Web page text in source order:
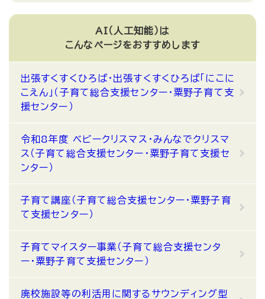
AI（人工知能）は
こんなページをおすすめします
出張すくすくひろば・出張すくすくひろば「にこに
こえん」（子育て総合支援センター・粟野子育て支
援センター）
令和8年度 ベビークリスマス・みんなでクリスマ
ス（子育て総合支援センター・粟野子育て支援セ
ンター）
子育て講座（子育て総合支援センター・粟野子育
て支援センター）
子育てマイスター事業（子育て総合支援センタ
ー・粟野子育て支援センター）
廃校施設等の利活用に関するサウンディング型